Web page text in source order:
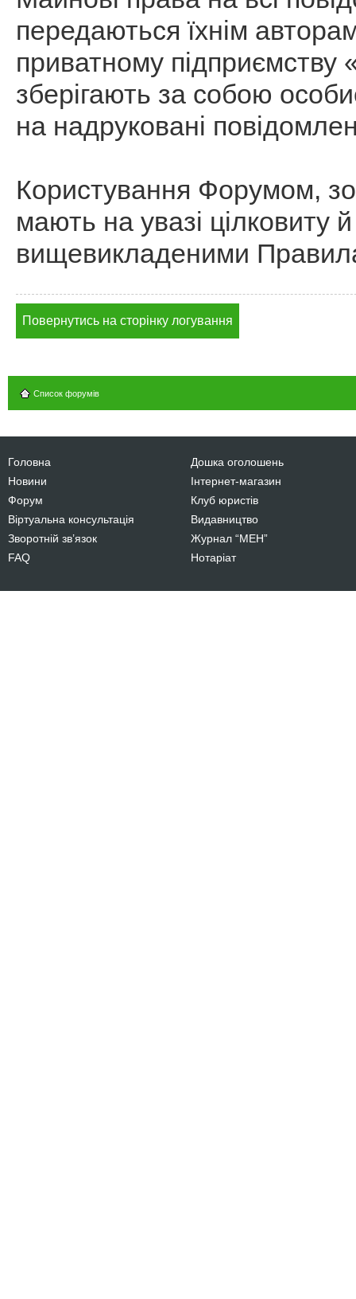
передаються їхнім
приватному
зберігають за собою
на надруковані
Користування Форумом,
мають на увазі цілковиту
вищевикладеними
Повернутись на сторінку логування
Список форумів
Головна
Новини
Форум
Віртуальна консультація
Зворотній зв’язок
FAQ
Дошка оголошень
Інтернет-магазин
Клуб юристів
Видавництво
Журнал “МЕН”
Нотаріат